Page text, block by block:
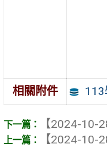
相關附件
【2024-10-
【2024-10-